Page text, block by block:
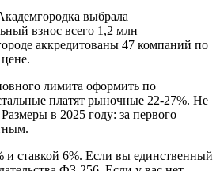
выбрала
взнос всего 1,2 млн —
аккредитованы 47 компаний по
лимита оформить по
платят рыночные 22-27%. Не
в 2025 году: за первого
ставкой 6%. Если вы единственный